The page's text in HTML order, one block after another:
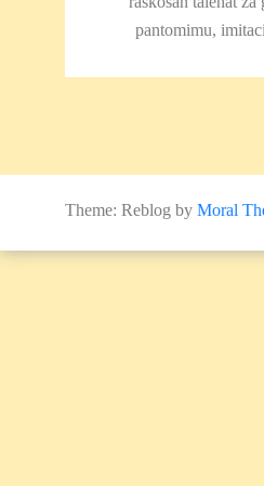
pantomimu,
Theme: Reblog by Moral